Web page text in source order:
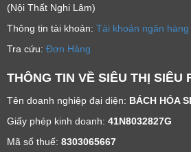
(Nội Thất Nghi Lâm)
Thông tin tài khoản: Tài khoản ngân hàng
Tra cứu: Đơn Hàng
THÔNG TIN VỀ SIÊU THỊ SIÊU
Tên doanh nghiệp đại diện: BÁCH HÓA
Giấy phép kinh doanh: 41N8032827G
Mã số thuế: 8303065667